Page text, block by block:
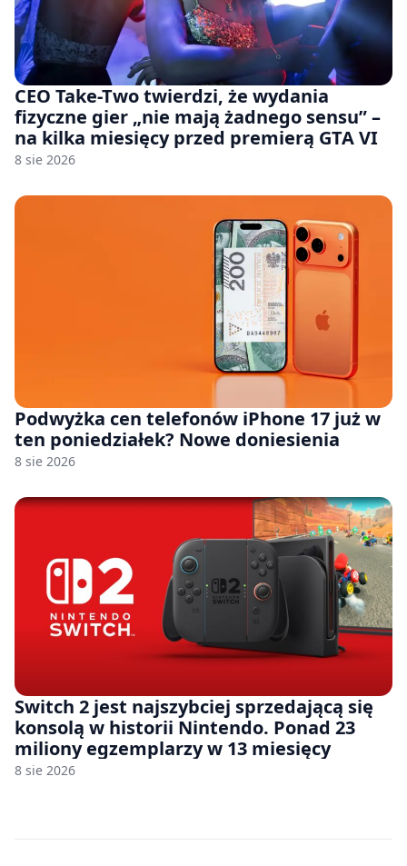
CEO Take-Two twierdzi, że wydania
fizyczne gier „nie mają żadnego sensu” –
na kilka miesięcy przed premierą GTA VI
8 sie 2026
Podwyżka cen telefonów iPhone 17 już w
ten poniedziałek? Nowe doniesienia
8 sie 2026
Switch 2 jest najszybciej sprzedającą się
konsolą w historii Nintendo. Ponad 23
miliony egzemplarzy w 13 miesięcy
8 sie 2026